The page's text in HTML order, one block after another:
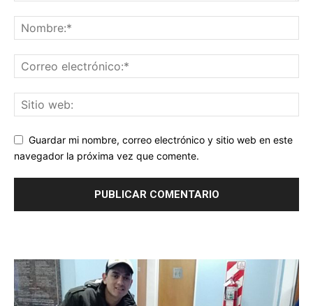
Guardar mi nombre, correo electrónico y sitio web en este
navegador la próxima vez que comente.